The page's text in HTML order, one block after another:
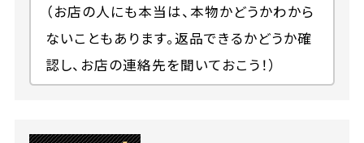
（お店の人にも本当は、本物かどうかわから
ないこともあります。返品できるかどうか確
認し、お店の連絡先を聞いておこう！）